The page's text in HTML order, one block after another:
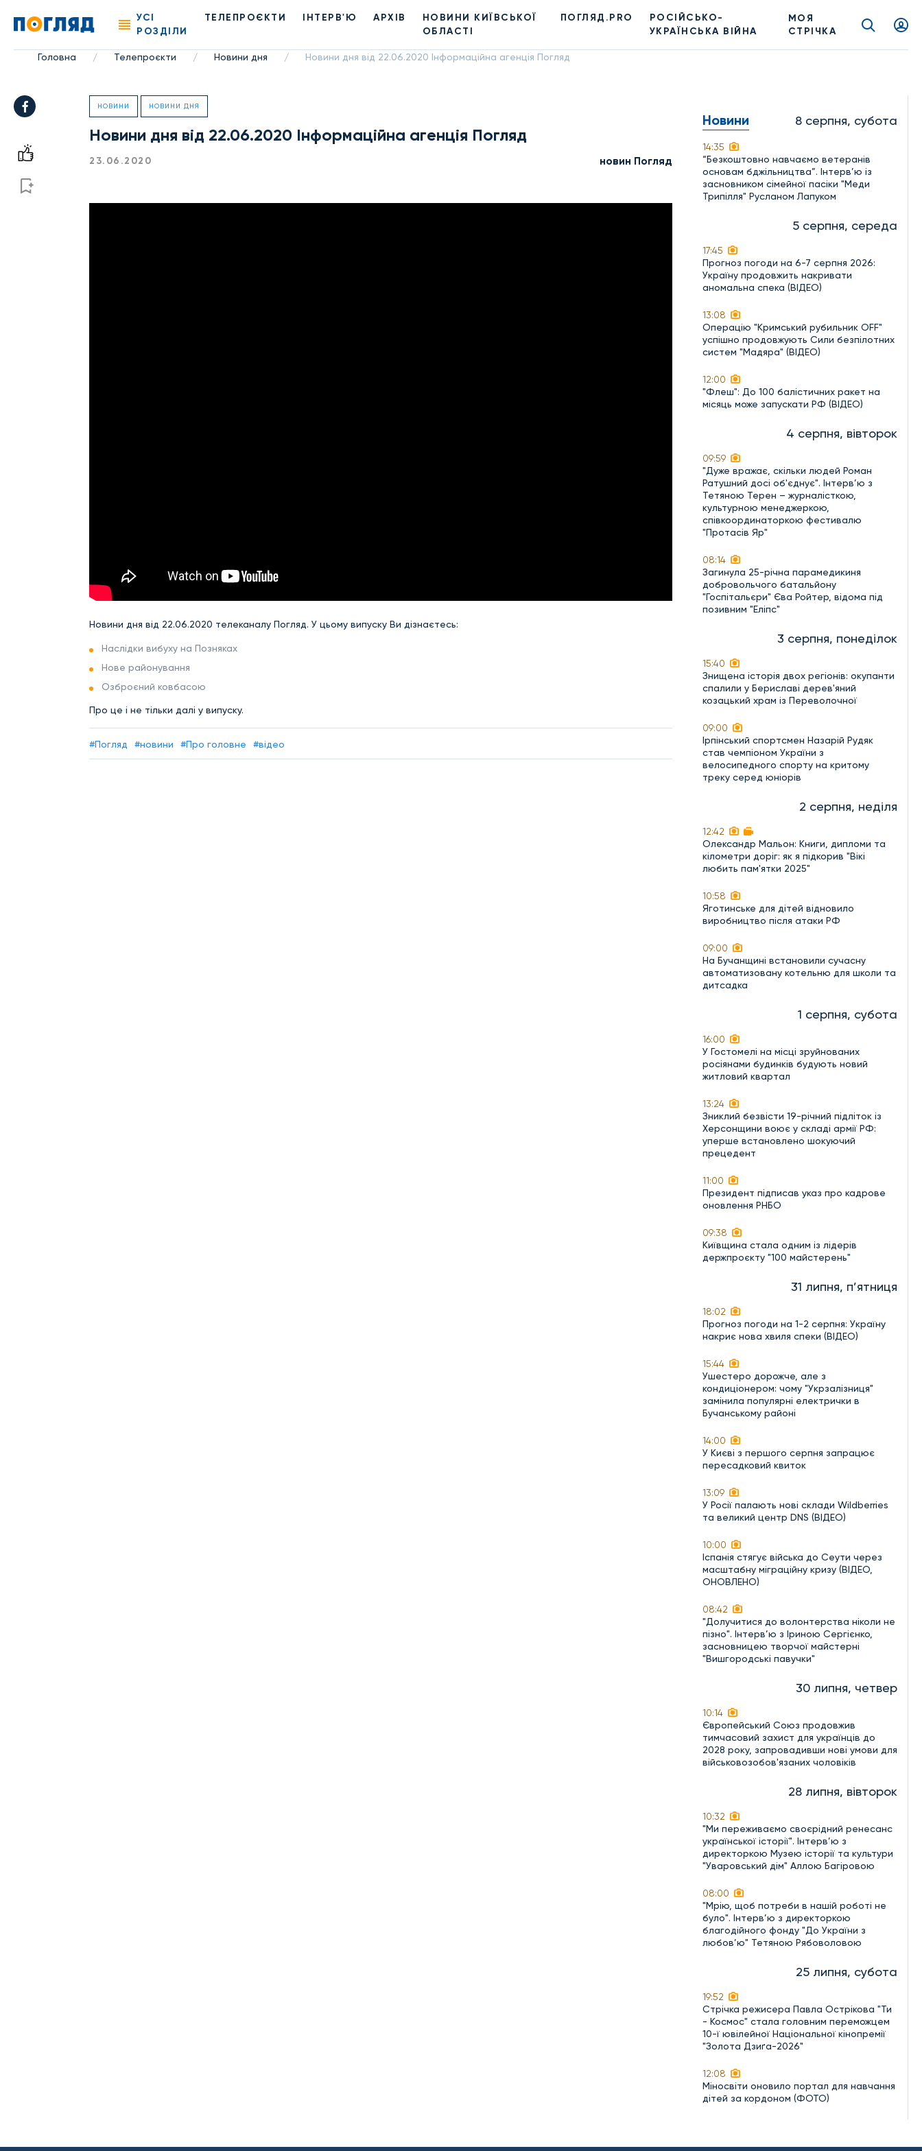
УСІ
РОЗДІЛИ
ТЕЛЕПРОЄКТИ ІНТЕРВ'Ю АРХІВ
НОВИНИ КИЇВСЬКОЇ
ОБЛАСТІ
ПОГЛЯД.PRO
РОСІЙСЬКО-
УКРАЇНСЬКА ВІЙНА
МОЯ
СТРІЧКА
Головна / Телепроєкти / Новини дня / Новини дня від 22.06.2020 Інформаційна агенція Погляд
НОВИНИ НОВИНИ ДНЯ
Новини дня від 22.06.2020 Інформаційна агенція Погляд
23.06.2020 новин Погляд
Новини дня від 22.06.2020 телеканалу Погляд. У цьому випуску Ви дізнаєтесь:
Наслідки вибуху на Позняках
Нове районування
Озброєний ковбасою
Про це і не тільки далі у випуску.
#Погляд #новини #Про головне #відео
Новини 8 серпня, субота
14:35
“Безкоштовно навчаємо ветеранів
основам бджільництва”. Інтерв’ю із
засновником сімейної пасіки "Меди
Трипілля" Русланом Лапуком
5 серпня, середа
17:45
Прогноз погоди на 6-7 серпня 2026:
Україну продовжить накривати
аномальна спека (ВІДЕО)
13:08
Операцію "Кримський рубильник OFF"
успішно продовжують Сили безпілотних
систем "Мадяра" (ВІДЕО)
12:00
"Флеш": До 100 балістичних ракет на
місяць може запускати РФ (ВІДЕО)
4 серпня, вівторок
09:59
"Дуже вражає, скільки людей Роман
Ратушний досі об'єднує". Інтерв’ю з
Тетяною Терен – журналісткою,
культурною менеджеркою,
співкоординаторкою фестивалю
"Протасів Яр"
08:14
Загинула 25-річна парамедикиня
добровольчого батальйону
"Госпітальєри" Єва Ройтер, відома під
позивним "Еліпс"
3 серпня, понеділок
15:40
Знищена історія двох регіонів: окупанти
спалили у Бериславі дерев'яний
козацький храм із Переволочної
09:00
Ірпінський спортсмен Назарій Рудяк
став чемпіоном України з
велосипедного спорту на критому
треку серед юніорів
2 серпня, неділя
12:42
Олександр Мальон: Книги, дипломи та
кілометри доріг: як я підкорив "Вікі
любить пам'ятки 2025"
10:58
Яготинське для дітей відновило
виробництво після атаки РФ
09:00
На Бучанщині встановили сучасну
автоматизовану котельню для школи та
дитсадка
1 серпня, субота
16:00
У Гостомелі на місці зруйнованих
росіянами будинків будують новий
житловий квартал
13:24
Зниклий безвісти 19-річний підліток із
Херсонщини воює у складі армії РФ:
уперше встановлено шокуючий
прецедент
11:00
Президент підписав указ про кадрове
оновлення РНБО
09:38
Київщина стала одним із лідерів
держпроєкту "100 майстерень"
31 липня, п’ятниця
18:02
Прогноз погоди на 1-2 серпня: Україну
накриє нова хвиля спеки (ВІДЕО)
15:44
Ушестеро дорожче, але з
кондиціонером: чому "Укрзалізниця"
замінила популярні електрички в
Бучанському районі
14:00
У Києві з першого серпня запрацює
пересадковий квиток
13:09
У Росії палають нові склади Wildberries
та великий центр DNS (ВІДЕО)
10:00
Іспанія стягує війська до Сеути через
масштабну міграційну кризу (ВІДЕО,
ОНОВЛЕНО)
08:42
"Долучитися до волонтерства ніколи не
пізно". Інтерв’ю з Іриною Сергієнко,
засновницею творчої майстерні
"Вишгородські павучки"
30 липня, четвер
10:14
Європейський Союз продовжив
тимчасовий захист для українців до
2028 року, запровадивши нові умови для
військовозобов'язаних чоловіків
28 липня, вівторок
10:32
"Ми переживаємо своєрідний ренесанс
української історії". Інтерв’ю з
директоркою Музею історії та культури
"Уваровський дім" Аллою Багіровою
08:00
"Мрію, щоб потреби в нашій роботі не
було". Інтерв’ю з директоркою
благодійного фонду "До України з
любов’ю" Тетяною Рябоволовою
25 липня, субота
19:52
Стрічка режисера Павла Острікова "Ти
- Космос" стала головним переможцем
10-ї ювілейної Національної кінопремії
"Золота Дзиґа-2026"
12:08
Міносвіти оновило портал для навчання
дітей за кордоном (ФОТО)